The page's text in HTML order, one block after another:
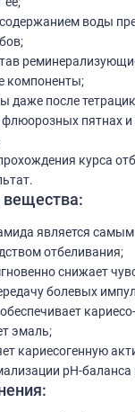
воды
компоненты;
даже после
пятнах и
курса
является
отбеливания;
снижает
болевых
эмаль;
кариесогенную
pH-баланса